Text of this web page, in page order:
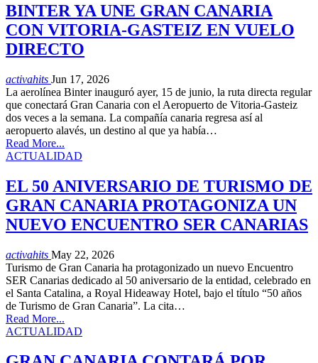
BINTER YA UNE GRAN CANARIA
CON VITORIA-GASTEIZ EN VUELO
DIRECTO
activahits Jun 17, 2026
La aerolínea Binter inauguró ayer, 15 de junio, la ruta directa regular
que conectará Gran Canaria con el Aeropuerto de Vitoria-Gasteiz
dos veces a la semana. La compañía canaria regresa así al
aeropuerto alavés, un destino al que ya había…
Read More...
ACTUALIDAD
EL 50 ANIVERSARIO DE TURISMO DE
GRAN CANARIA PROTAGONIZA UN
NUEVO ENCUENTRO SER CANARIAS
activahits May 22, 2026
Turismo de Gran Canaria ha protagonizado un nuevo Encuentro
SER Canarias dedicado al 50 aniversario de la entidad, celebrado en
el Santa Catalina, a Royal Hideaway Hotel, bajo el título “50 años
de Turismo de Gran Canaria”. La cita…
Read More...
ACTUALIDAD